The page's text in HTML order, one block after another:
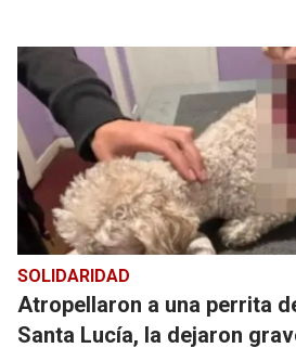
SOLIDARIDAD
Atropellaron a una perrita
Santa Lucía, la dejaron